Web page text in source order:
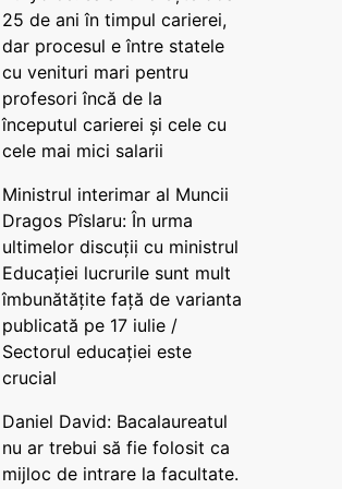
25 de ani în timpul carierei,
dar procesul e între statele
cu venituri mari pentru
profesori încă de la
începutul carierei și cele cu
cele mai mici salarii
Ministrul interimar al Muncii
Dragos Pîslaru: În urma
ultimelor discuții cu ministrul
Educației lucrurile sunt mult
îmbunătățite față de varianta
publicată pe 17 iulie /
Sectorul educației este
crucial
Daniel David: Bacalaureatul
nu ar trebui să fie folosit ca
mijloc de intrare la facultate.